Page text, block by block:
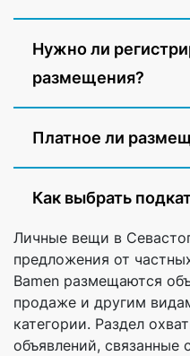
Нужно ли
размещения?
Платное ли
Как выбрать
Личные вещи в
предложения от
Bamen размещаются
продаже и другим
категории. Раздел
объявлений, связанные